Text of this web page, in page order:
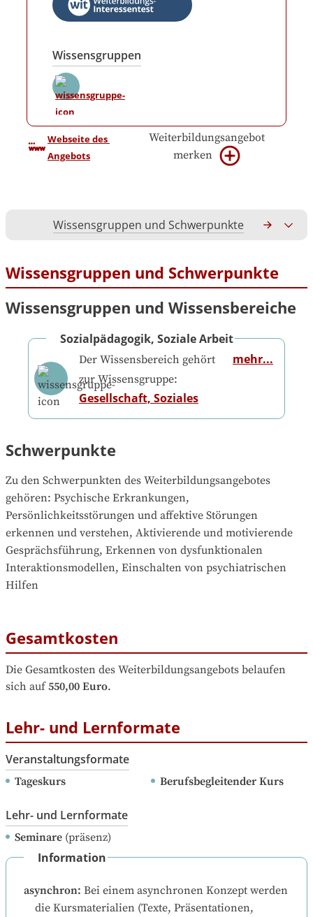
Wissensgruppen
Webseite des
Angebots
Weiterbildungsangebot
merken
Wissensgruppen und Schwerpunkte
Wissensgruppen und Schwerpunkte
Wissensgruppen und Wissensbereiche
Sozialpädagogik, Soziale Arbeit
Der Wissensbereich gehört
zur Wissensgruppe:
Gesellschaft, Soziales
mehr...
Schwerpunkte
Zu den Schwerpunkten des Weiterbildungsangebotes
gehören: Psychische Erkrankungen,
Persönlichkeitsstörungen und affektive Störungen
erkennen und verstehen, Aktivierende und motivierende
Gesprächsführung, Erkennen von dysfunktionalen
Interaktionsmodellen, Einschalten von psychiatrischen
Hilfen
Gesamtkosten
Die Gesamtkosten des Weiterbildungsangebots belaufen
sich auf 550,00 Euro.
Lehr- und Lernformate
Veranstaltungsformate
Tageskurs Berufsbegleitender Kurs
Lehr- und Lernformate
Seminare (präsenz)
Information
asynchron: Bei einem asynchronen Konzept werden
die Kursmaterialien (Texte, Präsentationen,